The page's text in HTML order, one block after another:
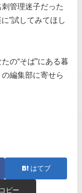
管理迷子だった
”試してみてほし
の“そば”にある暮
編集部に寄せら
はてブ
コピー